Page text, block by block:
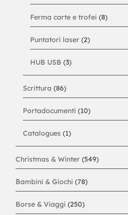
Ferma carte e trofei (8)
Puntatori laser (2)
HUB USB (3)
Scrittura (86)
Portadocumenti (10)
Catalogues (1)
Christmas & Winter (549)
Bambini & Giochi (78)
Borse & Viaggi (250)